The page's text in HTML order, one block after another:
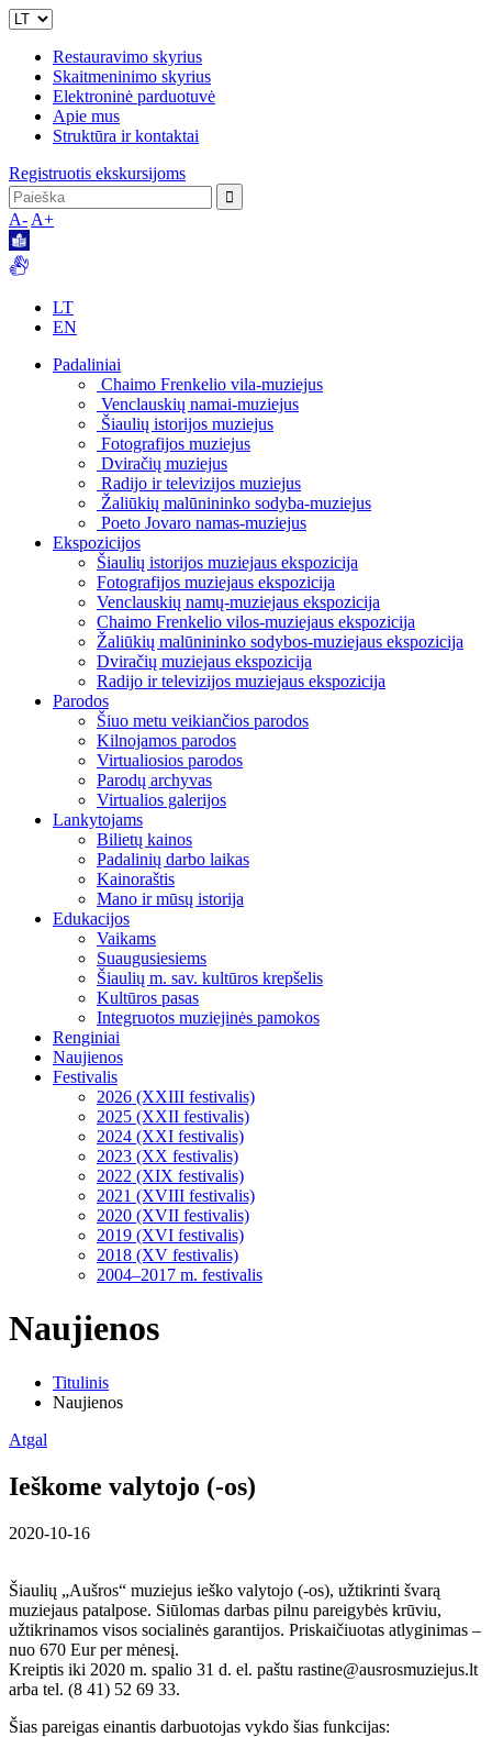
Restauravimo skyrius
Skaitmeninimo skyrius
Elektroninė parduotuvė
Apie mus
Struktūra ir kontaktai
Registruotis ekskursijoms
A- A+
LT
EN
Padaliniai
Chaimo Frenkelio vila-muziejus
Venclauskių namai-muziejus
Šiaulių istorijos muziejus
Fotografijos muziejus
Dviračių muziejus
Radijo ir televizijos muziejus
Žaliūkių malūnininko sodyba-muziejus
Poeto Jovaro namas-muziejus
Ekspozicijos
Šiaulių istorijos muziejaus ekspozicija
Fotografijos muziejaus ekspozicija
Venclauskių namų-muziejaus ekspozicija
Chaimo Frenkelio vilos-muziejaus ekspozicija
Žaliūkių malūnininko sodybos-muziejaus ekspozicija
Dviračių muziejaus ekspozicija
Radijo ir televizijos muziejaus ekspozicija
Parodos
Šiuo metu veikiančios parodos
Kilnojamos parodos
Virtualiosios parodos
Parodų archyvas
Virtualios galerijos
Lankytojams
Bilietų kainos
Padalinių darbo laikas
Kainoraštis
Mano ir mūsų istorija
Edukacijos
Vaikams
Suaugusiesiems
Šiaulių m. sav. kultūros krepšelis
Kultūros pasas
Integruotos muziejinės pamokos
Renginiai
Naujienos
Festivalis
2026 (XXIII festivalis)
2025 (XXII festivalis)
2024 (XXI festivalis)
2023 (XX festivalis)
2022 (XIX festivalis)
2021 (XVIII festivalis)
2020 (XVII festivalis)
2019 (XVI festivalis)
2018 (XV festivalis)
2004–2017 m. festivalis
Naujienos
Titulinis
Naujienos
Atgal
Ieškome valytojo (-os)
2020-10-16
Šiaulių „Aušros“ muziejus ieško valytojo (-os), užtikrinti švarą
muziejaus patalpose. Siūlomas darbas pilnu pareigybės krūviu,
užtikrinamos visos socialinės garantijos. Priskaičiuotas atlyginimas –
nuo 670 Eur per mėnesį.
Kreiptis iki 2020 m. spalio 31 d. el. paštu rastine@ausrosmuziejus.lt
arba tel. (8 41) 52 69 33.
Šias pareigas einantis darbuotojas vykdo šias funkcijas: